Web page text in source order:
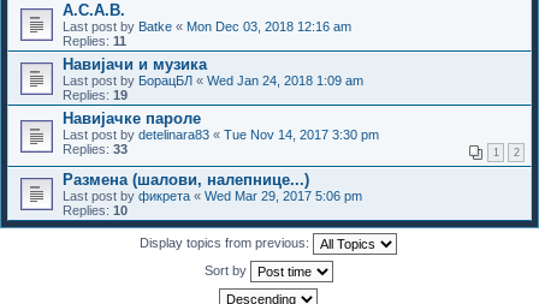
А.C.A.B.
Last post by Batke « Mon Dec 03, 2018 12:16 am
Replies: 11
Навијачи и музика
Last post by БорацБЛ « Wed Jan 24, 2018 1:09 am
Replies: 19
Навијачке пароле
Last post by detelinara83 « Tue Nov 14, 2017 3:30 pm
Replies: 33 1 2
Размена (шалови, налепнице...)
Last post by фикрета « Wed Mar 29, 2017 5:06 pm
Replies: 10
Display topics from previous:
Sort by